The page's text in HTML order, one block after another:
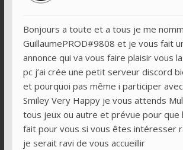
Bonjours a toute et a tous je me
GuillaumePROD#9808 et je vous fait
annonce qui va vous faire plaisir vous
pc j’ai crée une petit serveur discord
et pourquoi pas même i participer
Smiley Very Happy je vous attends
tous jeux ou autre et prévue pour que
fait pour vous si vous êtes intéresser
je serait ravi de vous accueillir